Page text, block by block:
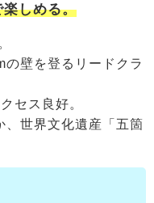
しめる。
の壁を登るリードクラ
セス良好。
、世界文化遺産「五箇